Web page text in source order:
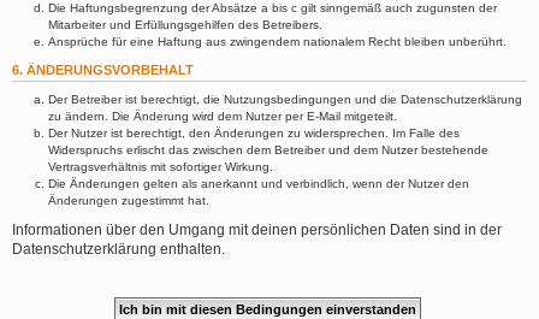
Die Haftungsbegrenzung der Absätze a bis c gilt sinngemäß auch zugunsten der
Mitarbeiter und Erfüllungsgehilfen des Betreibers.
Ansprüche für eine Haftung aus zwingendem nationalem Recht bleiben unberührt.
6. ÄNDERUNGSVORBEHALT
Der Betreiber ist berechtigt, die Nutzungsbedingungen und die Datenschutzerklärung
zu ändern. Die Änderung wird dem Nutzer per E-Mail mitgeteilt.
Der Nutzer ist berechtigt, den Änderungen zu widersprechen. Im Falle des
Widerspruchs erlischt das zwischen dem Betreiber und dem Nutzer bestehende
Vertragsverhältnis mit sofortiger Wirkung.
Die Änderungen gelten als anerkannt und verbindlich, wenn der Nutzer den
Änderungen zugestimmt hat.
Informationen über den Umgang mit deinen persönlichen Daten sind in der
Datenschutzerklärung enthalten.